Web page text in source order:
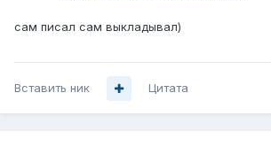
сам писал сам выкладывал)
Вставить ник Цитата